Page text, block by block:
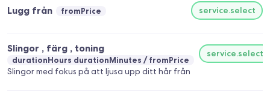
Lugg från fromPrice service.select
Slingor , färg , toning
durationHours durationMinutes fromPrice
service.select
Slingor med fokus på att ljusa upp ditt hår från